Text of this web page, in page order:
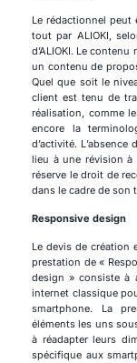
Le rédactionnel peut
tout par ALIOKI,
d’ALIOKI. Le
un contenu de
Quel que soit le
client est tenu de
réalisation, comme
encore la
d’activité.
lieu à une révision à
réserve le droit de
dans le cadre de son
Responsive design
Le devis de création
prestation de «
design » consiste à
internet classique
smartphone. La
éléments les uns
à réadapter leurs
spécifique aux